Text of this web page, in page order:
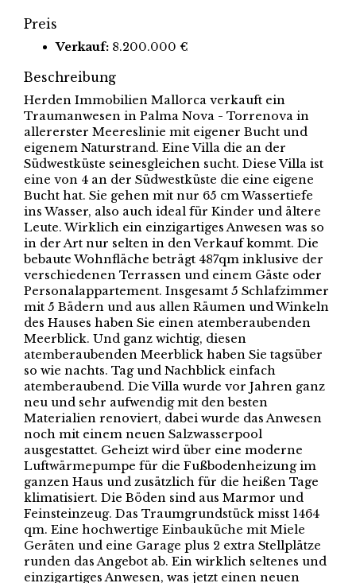
Preis
Verkauf: 8.200.000 €
Beschreibung
Herden Immobilien Mallorca verkauft ein
Traumanwesen in Palma Nova - Torrenova in
allererster Meereslinie mit eigener Bucht und
eigenem Naturstrand. Eine Villa die an der
Südwestküste seinesgleichen sucht. Diese Villa ist
eine von 4 an der Südwestküste die eine eigene
Bucht hat. Sie gehen mit nur 65 cm Wassertiefe
ins Wasser, also auch ideal für Kinder und ältere
Leute. Wirklich ein einzigartiges Anwesen was so
in der Art nur selten in den Verkauf kommt. Die
bebaute Wohnfläche beträgt 487qm inklusive der
verschiedenen Terrassen und einem Gäste oder
Personalappartement. Insgesamt 5 Schlafzimmer
mit 5 Bädern und aus allen Räumen und Winkeln
des Hauses haben Sie einen atemberaubenden
Meerblick. Und ganz wichtig, diesen
atemberaubenden Meerblick haben Sie tagsüber
so wie nachts. Tag und Nachblick einfach
atemberaubend. Die Villa wurde vor Jahren ganz
neu und sehr aufwendig mit den besten
Materialien renoviert, dabei wurde das Anwesen
noch mit einem neuen Salzwasserpool
ausgestattet. Geheizt wird über eine moderne
Luftwärmepumpe für die Fußbodenheizung im
ganzen Haus und zusätzlich für die heißen Tage
klimatisiert. Die Böden sind aus Marmor und
Feinsteinzeug. Das Traumgrundstück misst 1464
qm. Eine hochwertige Einbauküche mit Miele
Geräten und eine Garage plus 2 extra Stellplätze
runden das Angebot ab. Ein wirklich seltenes und
einzigartiges Anwesen, was jetzt einen neuen